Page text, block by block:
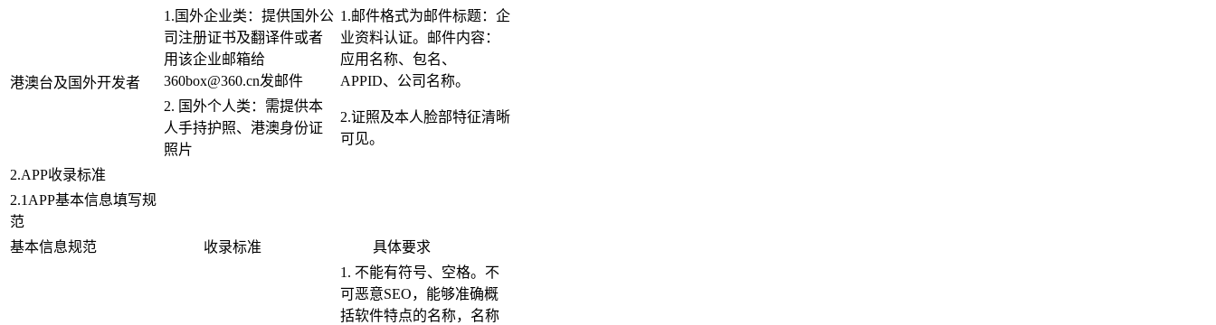
港澳台及国外开发者
1.国外企业类：提供国外公
司注册证书及翻译件或者
用该企业邮箱给
360box@360.cn发邮件
1.邮件格式为邮件标题：企
业资料认证。邮件内容：
应用名称、包名、
APPID、公司名称。
2. 国外个人类：需提供本
人手持护照、港澳身份证
照片
2.证照及本人脸部特征清晰
可见。
2.APP收录标准
2.1APP基本信息填写规
范
基本信息规范
收录标准 具体要求
1. 不能有符号、空格。不
可恶意SEO，能够准确概
括软件特点的名称，名称